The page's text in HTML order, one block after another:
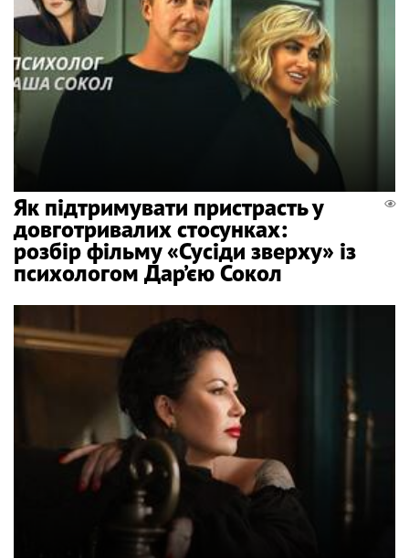
Як підтримувати пристрасть у
довготривалих стосунках:
розбір фільму «Сусіди зверху» із
психологом Дар’єю Сокол